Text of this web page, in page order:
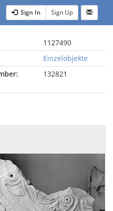
Sign In Sign Up
1127490
Einzelobjekte
132821